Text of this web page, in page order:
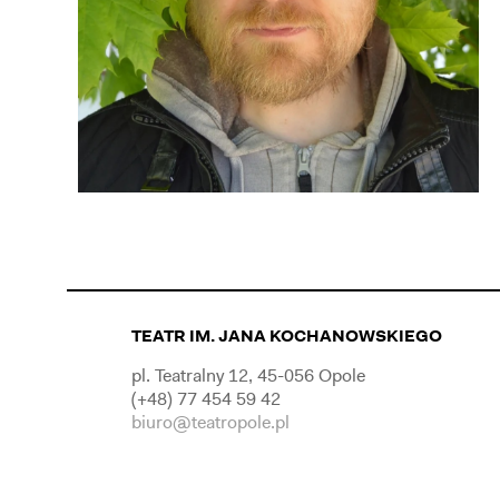
TEATR IM. JANA KOCHANOWSKIEGO
pl. Teatralny 12, 45-056 Opole
(+48) 77 454 59 42
biuro@teatropole.pl